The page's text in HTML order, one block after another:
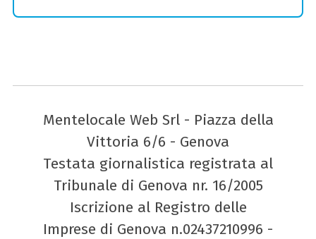
Mentelocale Web Srl - Piazza della
Vittoria 6/6 - Genova
Testata giornalistica registrata al
Tribunale di Genova nr. 16/2005
Iscrizione al Registro delle
Imprese di Genova n.02437210996 -